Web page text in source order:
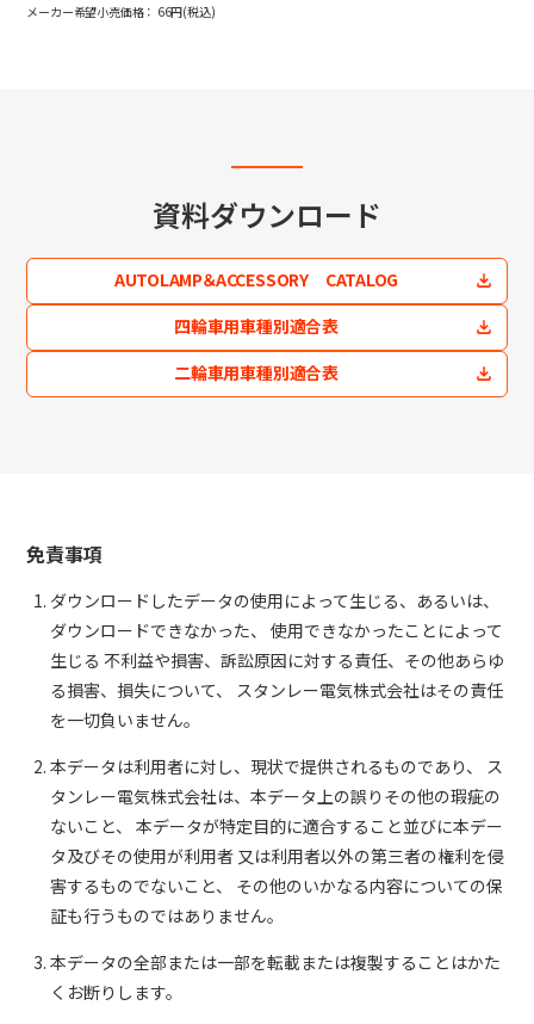
メーカー希望小売価格： 66円(税込)
資料ダウンロード
AUTOLAMP＆ACCESSORY CATALOG
四輪車用車種別適合表
二輪車用車種別適合表
免責事項
ダウンロードしたデータの使用によって生じる、あるいは、
ダウンロードできなかった、 使用できなかったことによって
生じる 不利益や損害、訴訟原因に対する責任、その他あらゆ
る損害、損失について、 スタンレー電気株式会社はその責任
を一切負いません。
本データは利用者に対し、現状で提供されるものであり、 ス
タンレー電気株式会社は、本データ上の誤りその他の瑕疵の
ないこと、 本データが特定目的に適合すること並びに本デー
タ及びその使用が利用者 又は利用者以外の第三者の権利を侵
害するものでないこと、 その他のいかなる内容についての保
証も行うものではありません。
本データの全部または一部を転載または複製することはかた
くお断りします。